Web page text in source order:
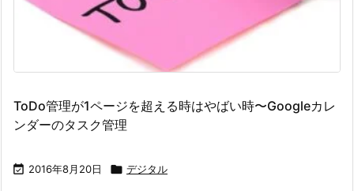
ToDo管理が1ページを超える時はやばい時〜Googleカレ
ンダーのタスク管理
 2016年8月20日  デジタル